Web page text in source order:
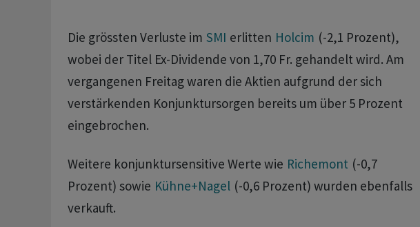
Die grössten Verluste im SMI erlitten Holcim (-2,1 Prozent),
wobei der Titel Ex-Dividende von 1,70 Fr. gehandelt wird. Am
vergangenen Freitag waren die Aktien aufgrund der sich
verstärkenden Konjunktursorgen bereits um über 5 Prozent
eingebrochen.
Weitere konjunktursensitive Werte wie Richemont (-0,7
Prozent) sowie Kühne+Nagel (-0,6 Prozent) wurden ebenfalls
verkauft.